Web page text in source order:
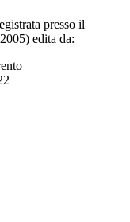
presso il
edita da: